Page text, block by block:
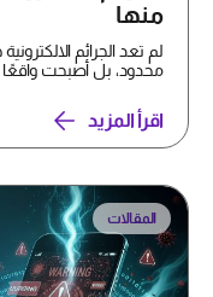
منها
لم تعد الجرائم
محدود، بل أصبحت واقعًا
اقرأ المزيد
المقالات